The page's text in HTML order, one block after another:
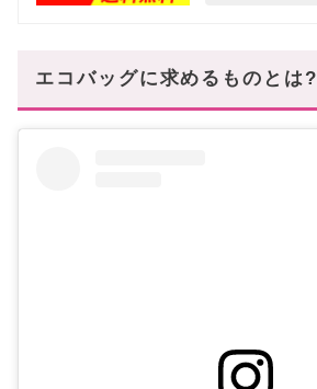
エコバッグに求めるものとは?